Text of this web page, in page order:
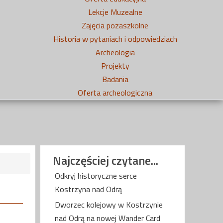
Lekcje Muzealne
Zajęcia pozaszkolne
Historia w pytaniach i odpowiedziach
Archeologia
Projekty
Badania
Oferta archeologiczna
Najczęściejczytane...
Odkryj historyczne serce
Kostrzyna nad Odrą
Dworzec kolejowy w Kostrzynie
nad Odrą na nowej Wander Card